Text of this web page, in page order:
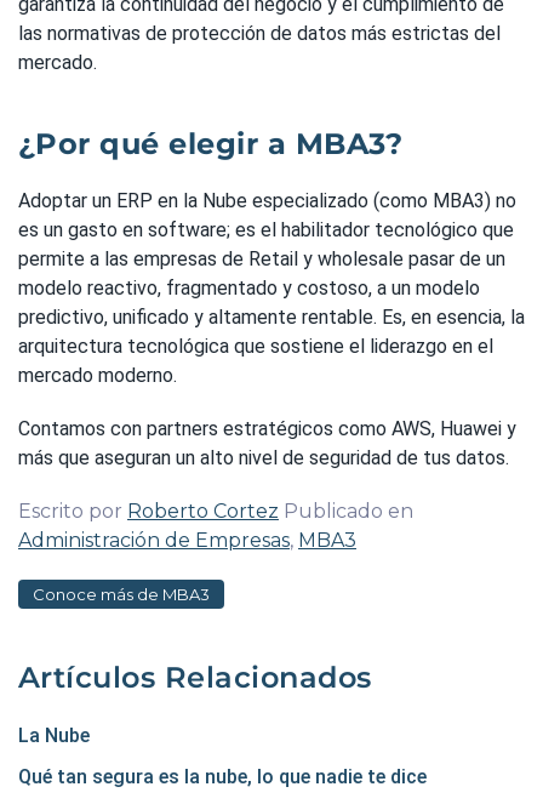
las normativas de protección de datos más estrictas del
mercado.
¿Por qué elegir a MBA3?
Adoptar un ERP en la Nube especializado (como MBA3) no
es un gasto en software; es el habilitador tecnológico que
permite a las empresas de Retail y wholesale pasar de un
modelo reactivo, fragmentado y costoso, a un modelo
predictivo, unificado y altamente rentable. Es, en esencia, la
arquitectura tecnológica que sostiene el liderazgo en el
mercado moderno.
Contamos con partners estratégicos como AWS, Huawei y
más que aseguran un alto nivel de seguridad de tus datos.
Escrito por Roberto Cortez Publicado en
Administración de Empresas, MBA3
Conoce más de MBA3
Artículos Relacionados
La Nube
Qué tan segura es la nube, lo que nadie te dice